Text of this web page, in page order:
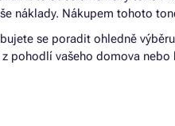
náklady. Nákupem tohoto
se poradit ohledně
z pohodlí vašeho domova